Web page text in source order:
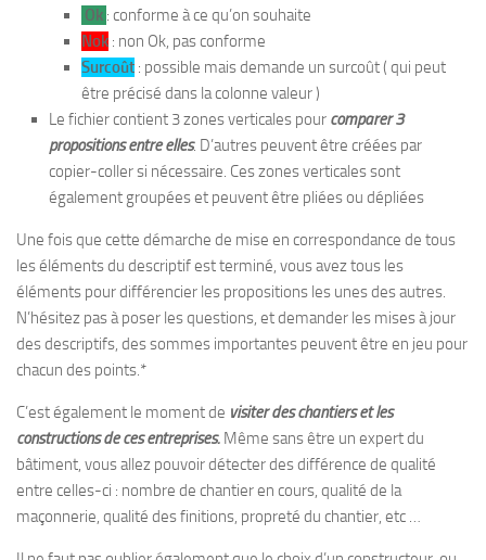
Ok : conforme à ce qu’on souhaite
Nok : non Ok, pas conforme
Surcoût : possible mais demande un surcoût ( qui peut
être précisé dans la colonne valeur )
Le fichier contient 3 zones verticales pour comparer 3
propositions entre elles. D’autres peuvent être créées par
copier-coller si nécessaire. Ces zones verticales sont
également groupées et peuvent être pliées ou dépliées
Une fois que cette démarche de mise en correspondance de tous
les éléments du descriptif est terminé, vous avez tous les
éléments pour différencier les propositions les unes des autres.
N’hésitez pas à poser les questions, et demander les mises à jour
des descriptifs, des sommes importantes peuvent être en jeu pour
chacun des points.*
C’est également le moment de visiter des chantiers et les
constructions de ces entreprises. Même sans être un expert du
bâtiment, vous allez pouvoir détecter des différence de qualité
entre celles-ci : nombre de chantier en cours, qualité de la
maçonnerie, qualité des finitions, propreté du chantier, etc …